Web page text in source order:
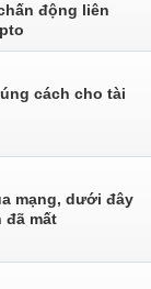
động liên
cách cho tài
mạng, dưới đây
đã mất